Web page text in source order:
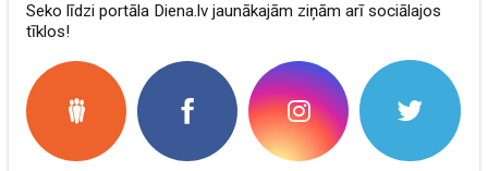
Seko līdzi portāla Diena.lv jaunākajām ziņām arī sociālajos
tīklos!